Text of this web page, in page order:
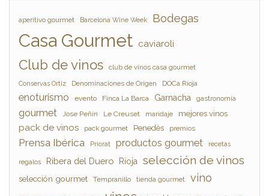
aperitivo gourmet Barcelona Wine Week Bodegas
Casa Gourmet caviaroli
Club de vinos club de vinos casa gourmet
Conservas Ortiz Denominaciones de Origen DOCa Rioja
enoturismo evento Finca La Barca Garnacha gastronomía
gourmet Jose Peñín Le Creuset maridaje mejores vinos
pack de vinos pack gourmet Penedès premios
Prensa Ibérica Priorat productos gourmet recetas
regalos Ribera del Duero Rioja selección de vinos
selección gourmet Tempranillo tienda gourmet vino